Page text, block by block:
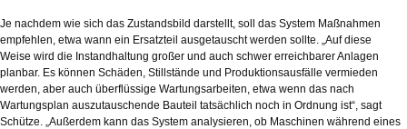
Je nachdem wie sich das Zustandsbild darstellt, soll das System Maßnahmen
empfehlen, etwa wann ein Ersatzteil ausgetauscht werden sollte. „Auf diese
Weise wird die Instandhaltung großer und auch schwer erreichbarer Anlagen
planbar. Es können Schäden, Stillstände und Produktionsausfälle vermieden
werden, aber auch überflüssige Wartungsarbeiten, etwa wenn das nach
Wartungsplan auszutauschende Bauteil tatsächlich noch in Ordnung ist“, sagt
Schütze. „Außerdem kann das System analysieren, ob Maschinen während eines